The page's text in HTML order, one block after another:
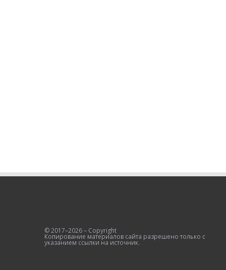
© 2017–2026 – Copyright
Копирование материалов сайта разрешено только с
указанием ссылки на источник.